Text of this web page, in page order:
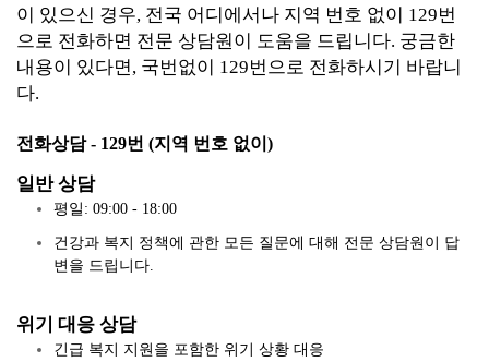
이 있으신 경우, 전국 어디에서나 지역 번호 없이 129번
으로 전화하면 전문 상담원이 도움을 드립니다. 궁금한
내용이 있다면, 국번없이 129번으로 전화하시기 바랍니
다.
전화상담 - 129번 (지역 번호 없이)
일반 상담
평일: 09:00 - 18:00
건강과 복지 정책에 관한 모든 질문에 대해 전문 상담원이 답
변을 드립니다.
위기 대응 상담
긴급 복지 지원을 포함한 위기 상황 대응